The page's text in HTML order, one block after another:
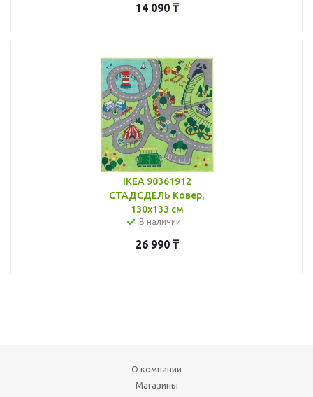
14 090₸
IKEA 90361912
СТАДСДЕЛЬ Ковер,
130x133 см
В наличии
26 990₸
О компании
Магазины